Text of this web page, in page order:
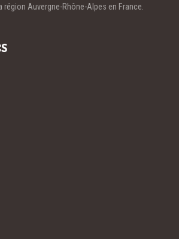
région Auvergne-Rhône-Alpes en France.